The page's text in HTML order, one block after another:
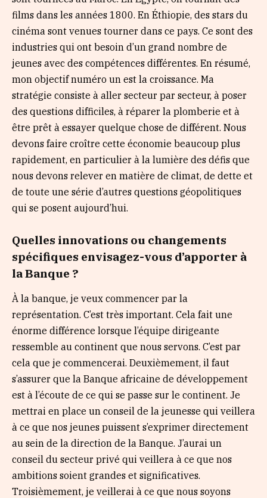
films dans les années 1800. En Éthiopie, des stars du
cinéma sont venues tourner dans ce pays. Ce sont des
industries qui ont besoin d’un grand nombre de
jeunes avec des compétences différentes. En résumé,
mon objectif numéro un est la croissance. Ma
stratégie consiste à aller secteur par secteur, à poser
des questions difficiles, à réparer la plomberie et à
être prêt à essayer quelque chose de différent. Nous
devons faire croître cette économie beaucoup plus
rapidement, en particulier à la lumière des défis que
nous devons relever en matière de climat, de dette et
de toute une série d’autres questions géopolitiques
qui se posent aujourd’hui.
Quelles innovations ou changements
spécifiques envisagez-vous d’apporter à
la Banque ?
À la banque, je veux commencer par la
représentation. C’est très important. Cela fait une
énorme différence lorsque l’équipe dirigeante
ressemble au continent que nous servons. C’est par
cela que je commencerai. Deuxièmement, il faut
s’assurer que la Banque africaine de développement
est à l’écoute de ce qui se passe sur le continent. Je
mettrai en place un conseil de la jeunesse qui veillera
à ce que nos jeunes puissent s’exprimer directement
au sein de la direction de la Banque. J’aurai un
conseil du secteur privé qui veillera à ce que nos
ambitions soient grandes et significatives.
Troisièmement, je veillerai à ce que nous soyons